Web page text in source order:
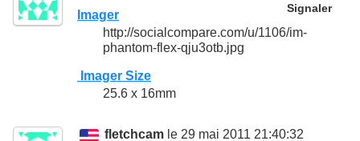
Signaler
Imager
http://socialcompare.com/u/1106/im-
phantom-flex-qju3otb.jpg
Imager Size
25.6 x 16mm
fletchcam le 29 mai 2011 21:40:32